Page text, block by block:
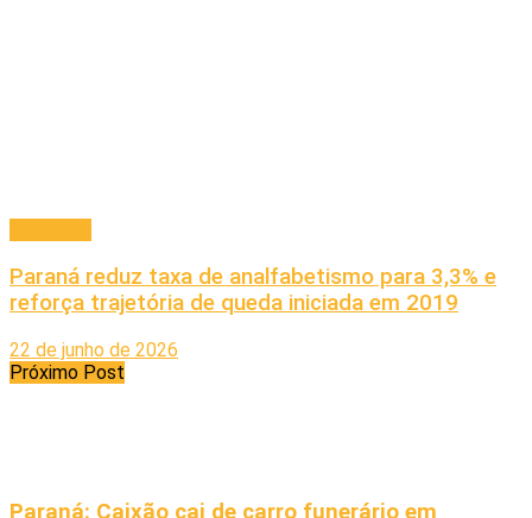
Paraná reduz taxa de analfabetismo para 3,3% e
reforça trajetória de queda iniciada em 2019
22 de junho de 2026
Próximo Post
Paraná: Caixão cai de carro funerário em